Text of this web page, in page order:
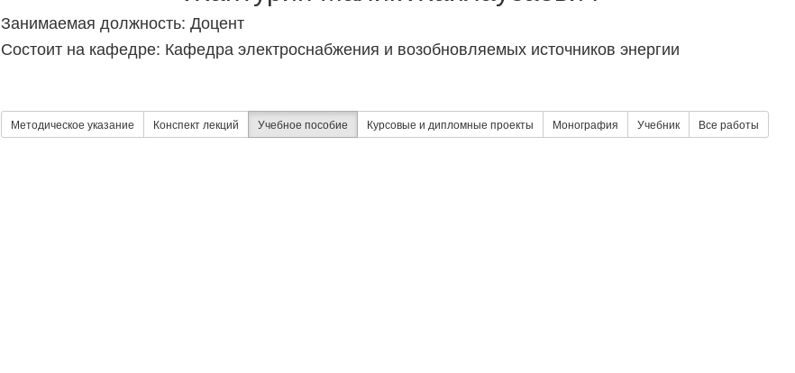
Занимаемая должность: Доцент
Состоит на кафедре: Кафедра электроснабжения и возобновляемых источников энергии
Методическое указание Конспект лекций Учебное пособие Курсовые и дипломные проекты Монография Учебник Все работы